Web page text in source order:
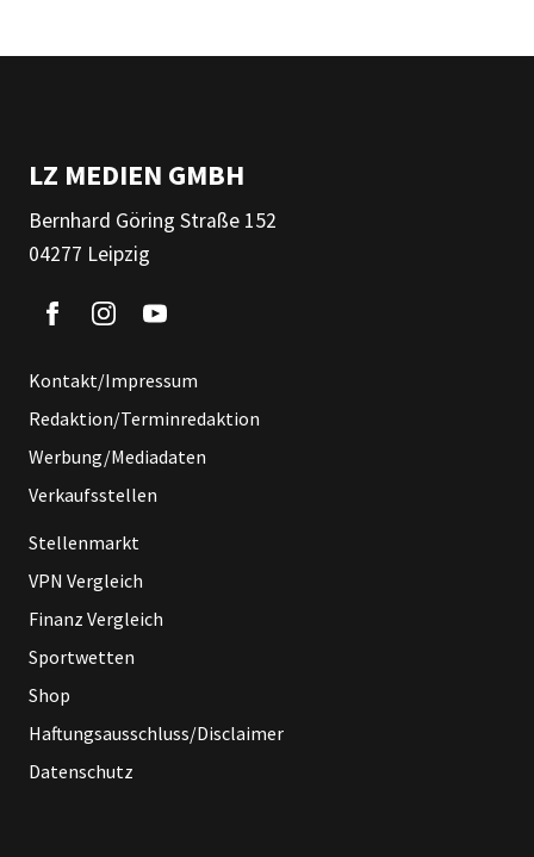
LZ MEDIEN GMBH
Bernhard Göring Straße 152
04277 Leipzig
Kontakt/Impressum
Redaktion/Terminredaktion
Werbung/Mediadaten
Verkaufsstellen
Stellenmarkt
VPN Vergleich
Finanz Vergleich
Sportwetten
Shop
Haftungsausschluss/Disclaimer
Datenschutz